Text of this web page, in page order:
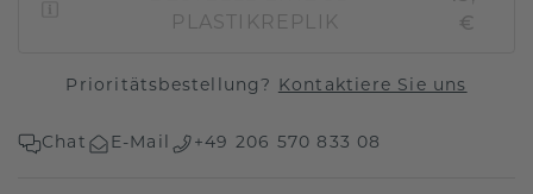
PLASTIKREPLIK
€
Prioritätsbestellung? Kontaktiere Sie uns
Chat E-Mail +49 206 570 833 08